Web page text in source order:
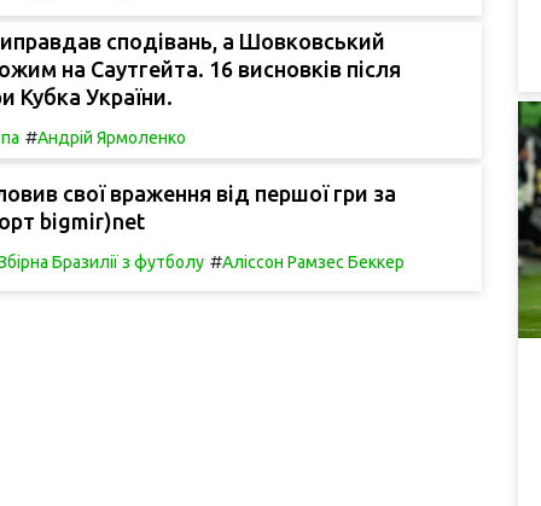
сподівань, а Шовковський
на Саутгейта. 16 висновків після
Кубка України.
#Андрій Ярмоленко
свої враження від першої гри за
bigmir)net
Бразилії з футболу #Аліссон Рамзес Беккер